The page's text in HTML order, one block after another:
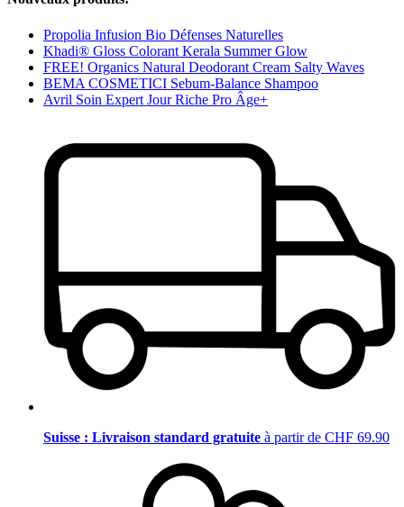
Propolia Infusion Bio Défenses Naturelles
Khadi® Gloss Colorant Kerala Summer Glow
FREE! Organics Natural Deodorant Cream Salty Waves
BEMA COSMETICI Sebum-Balance Shampoo
Avril Soin Expert Jour Riche Pro Âge+
Suisse : Livraison standard gratuite à partir de CHF 69.90